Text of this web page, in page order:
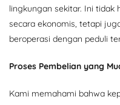
lingkungan sekitar. Ini tidak
secara ekonomis, tetapi
beroperasi dengan peduli
Proses Pembelian yang
Kami memahami bahwa